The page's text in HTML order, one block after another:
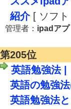
紹介[ ソフト
管理者： ipadアプ
第205位
英語勉強法 |
英語の勉強
英語勉強法